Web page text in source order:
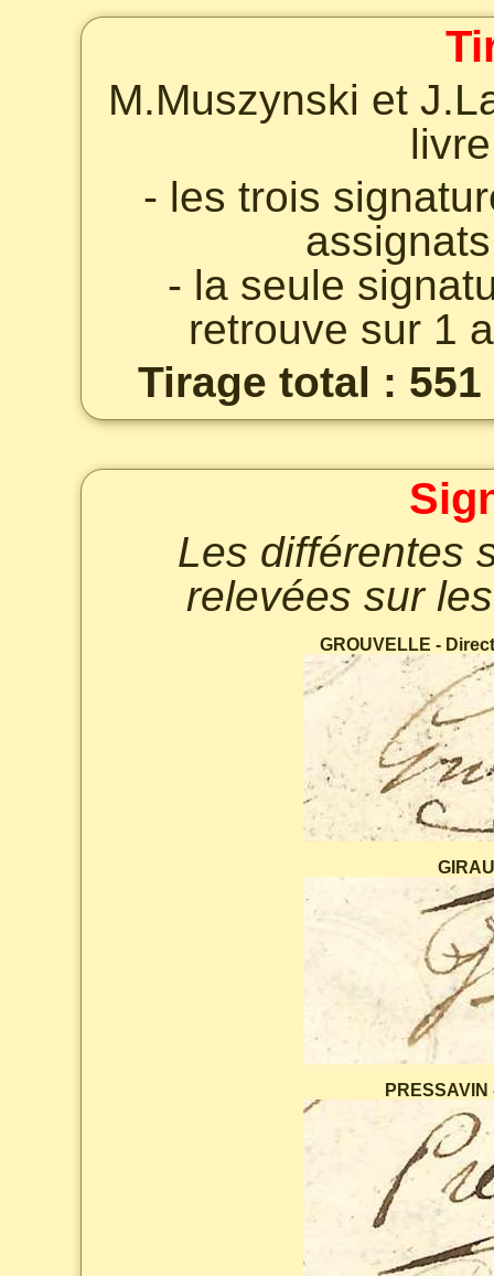
M.Muszynski et
- les trois
- la seule
retrouve sur 1
Tirage total :
Les différentes
relevées sur
GROUVELLE -